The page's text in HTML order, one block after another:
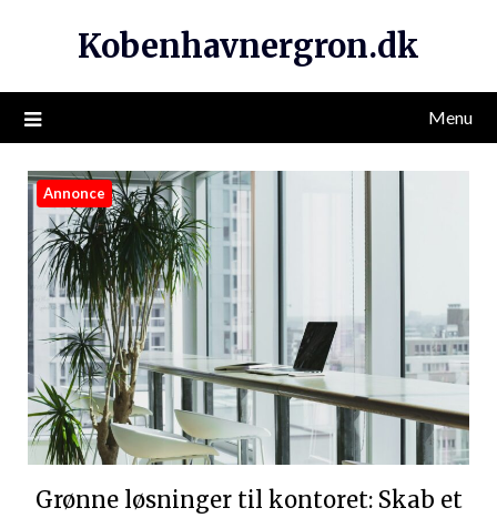
Kobenhavnergron.dk
Menu
Annonce
Grønne løsninger til kontoret: Skab et